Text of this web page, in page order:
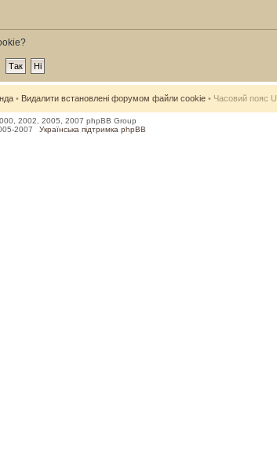
• Видалити встановлені форумом файли cookie • Часовий пояс
2002, 2005, 2007 phpBB Group
2007
Українська підтримка phpBB